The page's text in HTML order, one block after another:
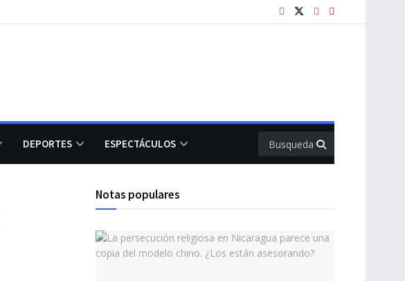
DEPORTES ESPECTÁCULOS
Notas populares